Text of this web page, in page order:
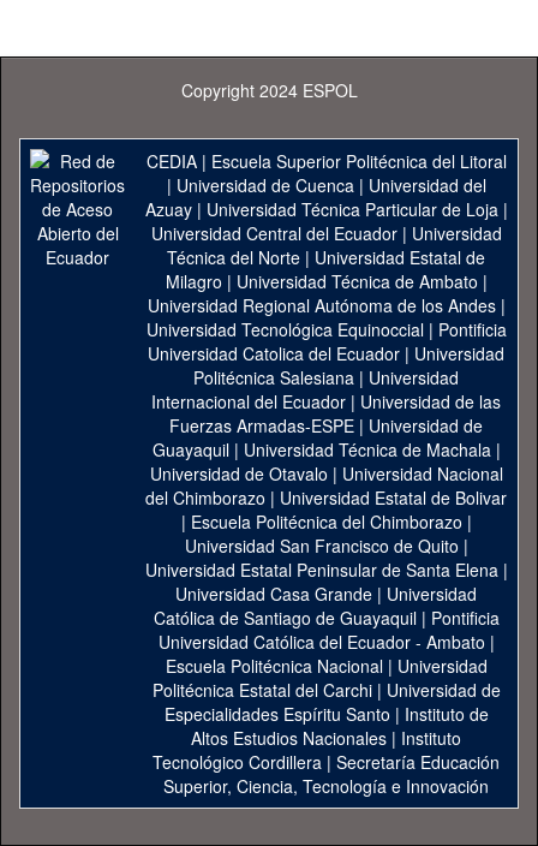
Copyright 2024 ESPOL
CEDIA| Escuela Superior Politécnica del Litoral
| Universidad de Cuenca| Universidad del
Azuay| Universidad Técnica Particular de Loja|
Universidad Central del Ecuador| Universidad
Técnica del Norte | Universidad Estatal de
Milagro | Universidad Técnica de Ambato |
Universidad Regional Autónoma de los Andes|
Universidad Tecnológica Equinoccial| Pontificia
Universidad Catolica del Ecuador | Universidad
Politécnica Salesiana | Universidad
Internacional del Ecuador | Universidad de las
Fuerzas Armadas-ESPE | Universidad de
Guayaquil| Universidad Técnica de Machala|
Universidad de Otavalo | Universidad Nacional
del Chimborazo | Universidad Estatal de Bolivar
| Escuela Politécnica del Chimborazo |
Universidad San Francisco de Quito |
Universidad Estatal Peninsular de Santa Elena|
Universidad Casa Grande | Universidad
Católica de Santiago de Guayaquil| Pontificia
Universidad Católica del Ecuador - Ambato |
Escuela Politécnica Nacional| Universidad
Politécnica Estatal del Carchi| Universidad de
Especialidades Espíritu Santo | Instituto de
Altos Estudios Nacionales | Instituto
Tecnológico Cordillera | Secretaría Educación
Superior, Ciencia, Tecnología e Innovación